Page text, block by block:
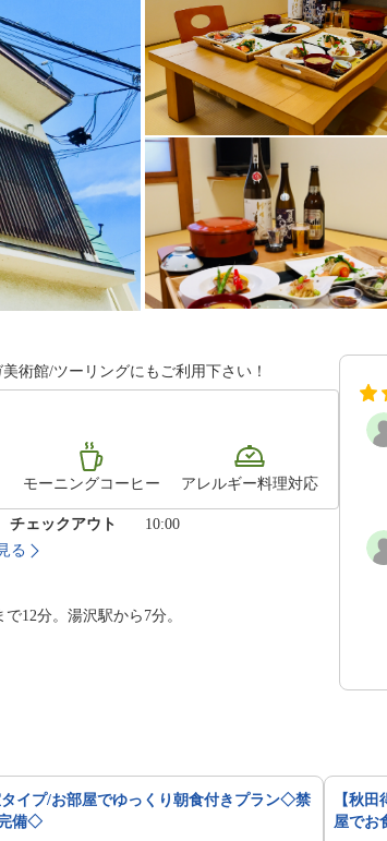
術館/ツーリングにもご利用下さい！
モーニングコーヒー アレルギー料理対応
チェックアウト
10:00
る
12分。湯沢駅から7分。
イプ/お部屋でゆっくり朝食付きプラン◇禁
備◇
【秋
屋でお